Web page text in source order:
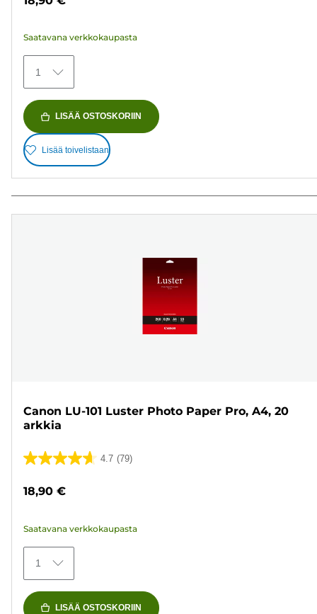
74
Saatavana verkkokaupasta
1
LISÄÄ OSTOSKORIIN
Lisää toivelistaan
Canon LU-101 Luster Photo Paper Pro, A4, 20
arkkia
4.7 (79)
4.7/5
79
18,90 €
Saatavana verkkokaupasta
1
LISÄÄ OSTOSKORIIN